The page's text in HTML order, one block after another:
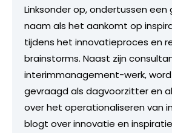
Linksonder op, ondertussen
naam als het aankomt op
tijdens het innovatieproces en
brainstorms. Naast zijn
interimmanagement-werk,
gevraagd als dagvoorzitter en
over het operationaliseren van
blogt over innovatie en